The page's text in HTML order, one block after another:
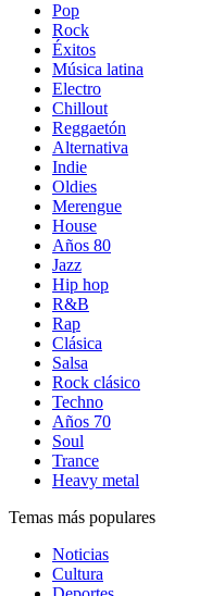
Pop
Rock
Éxitos
Música latina
Electro
Chillout
Reggaetón
Alternativa
Indie
Oldies
Merengue
House
Años 80
Jazz
Hip hop
R&B
Rap
Clásica
Salsa
Rock clásico
Techno
Años 70
Soul
Trance
Heavy metal
Temas más populares
Noticias
Cultura